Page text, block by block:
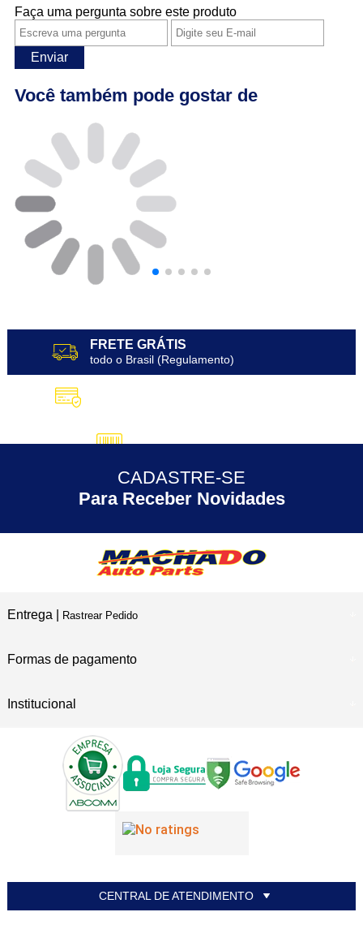
Faça uma pergunta sobre este produto
Enviar
Você também pode gostar de
FRETE GRÁTIS
todo o Brasil (Regulamento)
5% DESCONTO no Pix
30 ANOS
CADASTRE-SE
Para Receber Novidades
Entrega | Rastrear Pedido
Formas de pagamento
Institucional
CENTRAL DE ATENDIMENTO